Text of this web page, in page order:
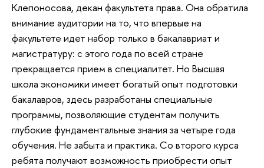
Клепоносова, декан факультета права. Она обратила
внимание аудитории на то, что впервые на
факультете идет набор только в бакалавриат и
магистратуру: с этого года по всей стране
прекращается прием в специалитет. Но Высшая
школа экономики имеет богатый опыт подготовки
бакалавров, здесь разработаны специальные
программы, позволяющие студентам получить
глубокие фундаментальные знания за четыре года
обучения. Не забыта и практика. Со второго курса
ребята получают возможность приобрести опыт